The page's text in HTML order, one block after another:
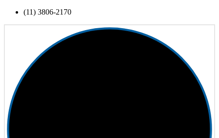
(11) 3806-2170